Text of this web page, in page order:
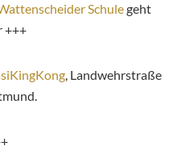
Schulegeht
+++
, Landwehrstraße